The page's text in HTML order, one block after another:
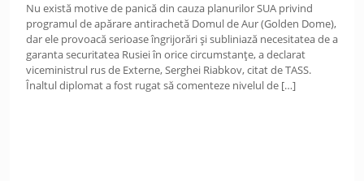
Nu există motive de panică din cauza planurilor SUA privind
programul de apărare antirachetă Domul de Aur (Golden Dome),
dar ele provoacă serioase îngrijorări și subliniază necesitatea de a
garanta securitatea Rusiei în orice circumstanțe, a declarat
viceministrul rus de Externe, Serghei Riabkov, citat de TASS.
Înaltul diplomat a fost rugat să comenteze nivelul de […]